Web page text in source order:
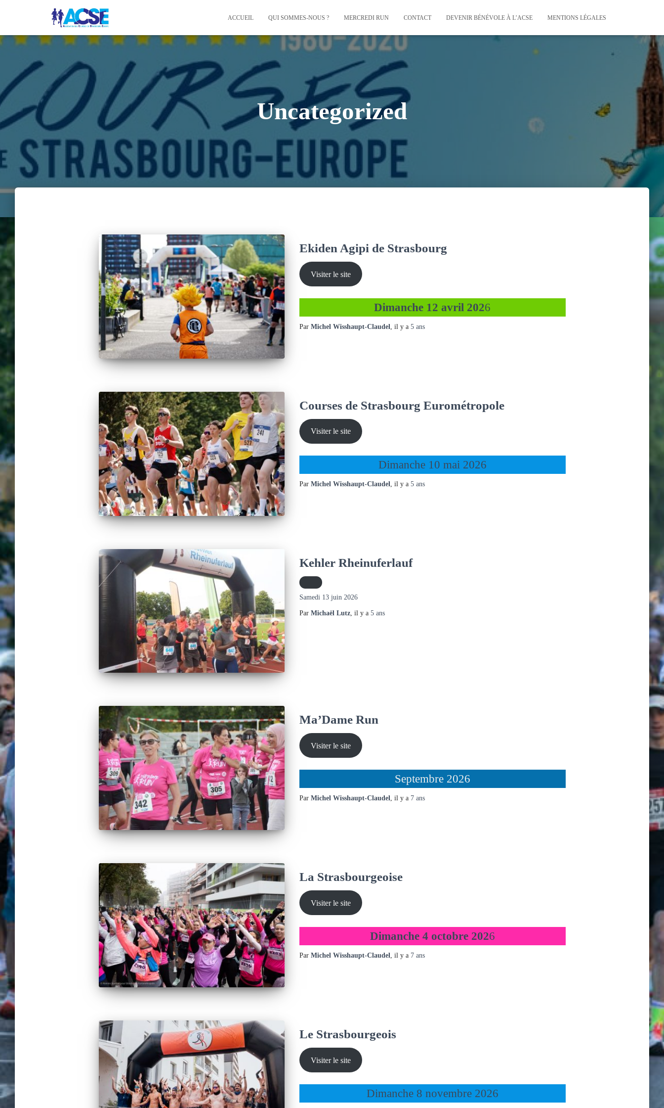
ACCUEIL QUI SOMMES-NOUS ? MERCREDI RUN CONTACT DEVENIR BÉNÉVOLE À L’ACSE MENTIONS LÉGALES
Uncategorized
Ekiden Agipi de Strasbourg
Visiter le site
Dimanche 12 avril 2026
Par Michel Wisshaupt-Claudel, il y a 5 ans
Courses de Strasbourg Eurométropole
Visiter le site
Dimanche 10 mai 2026
Par Michel Wisshaupt-Claudel , il y a 5 ans
Kehler Rheinuferlauf
Samedi 13 juin 2026
Par Michaël Lutz, il y a 5 ans
Ma’Dame Run
Visiter le site
Septembre 2026
Par Michel Wisshaupt-Claudel, il y a 7 ans
La Strasbourgeoise
Visiter le site
Dimanche 4 octobre 2026
Par Michel Wisshaupt-Claudel, il y a 7 ans
Le Strasbourgeois
Visiter le site
Dimanche 8 novembre 2026